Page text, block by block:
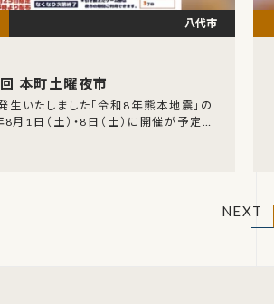
回 本町土曜夜市
いたしました「令和8年熊本地震」の
1日（土）・8日（土）に開催が予定さ
八代市
NEXT